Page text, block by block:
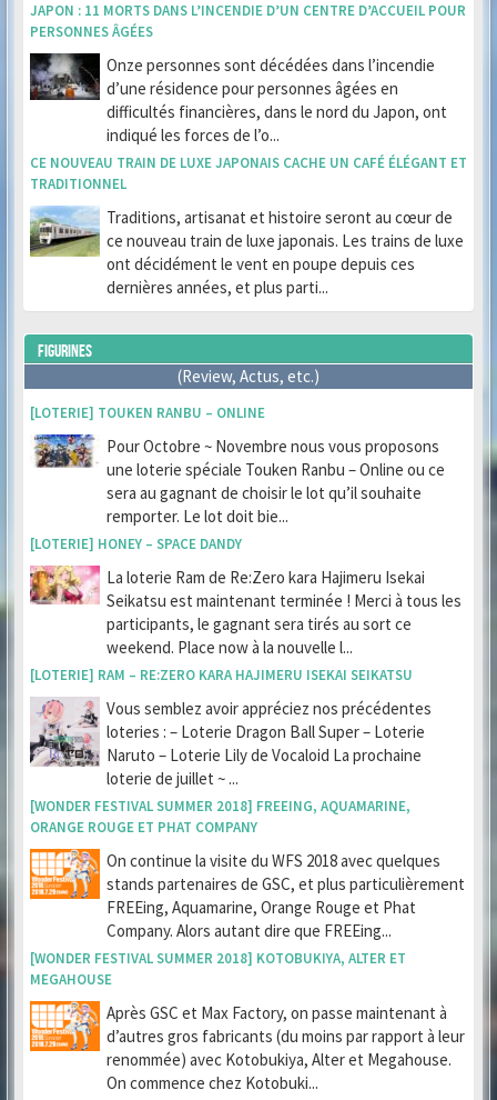
JAPON : 11 MORTS DANS L’INCENDIE D’UN CENTRE D’ACCUEIL POUR
PERSONNES ÂGÉES
Onze personnes sont décédées dans l’incendie
d’une résidence pour personnes âgées en
difficultés financières, dans le nord du Japon, ont
indiqué les forces de l’o...
CE NOUVEAU TRAIN DE LUXE JAPONAIS CACHE UN CAFÉ ÉLÉGANT ET
TRADITIONNEL
Traditions, artisanat et histoire seront au cœur de
ce nouveau train de luxe japonais. Les trains de luxe
ont décidément le vent en poupe depuis ces
dernières années, et plus parti...
FIGURINES
(Review, Actus, etc.)
[LOTERIE] TOUKEN RANBU – ONLINE
Pour Octobre ~ Novembre nous vous proposons
une loterie spéciale Touken Ranbu – Online ou ce
sera au gagnant de choisir le lot qu’il souhaite
remporter. Le lot doit bie...
[LOTERIE] HONEY – SPACE DANDY
La loterie Ram de Re:Zero kara Hajimeru Isekai
Seikatsu est maintenant terminée ! Merci à tous les
participants, le gagnant sera tirés au sort ce
weekend. Place now à la nouvelle l...
[LOTERIE] RAM – RE:ZERO KARA HAJIMERU ISEKAI SEIKATSU
Vous semblez avoir appréciez nos précédentes
loteries : – Loterie Dragon Ball Super – Loterie
Naruto – Loterie Lily de Vocaloid La prochaine
loterie de juillet ~ ...
[WONDER FESTIVAL SUMMER 2018] FREEING, AQUAMARINE,
ORANGE ROUGE ET PHAT COMPANY
On continue la visite du WFS 2018 avec quelques
stands partenaires de GSC, et plus particulièrement
FREEing, Aquamarine, Orange Rouge et Phat
Company. Alors autant dire que FREEing...
[WONDER FESTIVAL SUMMER 2018] KOTOBUKIYA, ALTER ET
MEGAHOUSE
Après GSC et Max Factory, on passe maintenant à
d’autres gros fabricants (du moins par rapport à leur
renommée) avec Kotobukiya, Alter et Megahouse.
On commence chez Kotobuki...